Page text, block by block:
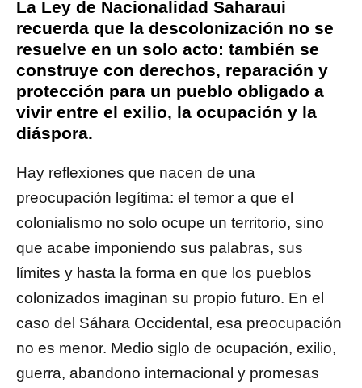
La Ley de Nacionalidad Saharaui
recuerda que la descolonización no se
resuelve en un solo acto: también se
construye con derechos, reparación y
protección para un pueblo obligado a
vivir entre el exilio, la ocupación y la
diáspora.
Hay reflexiones que nacen de una
preocupación legítima: el temor a que el
colonialismo no solo ocupe un territorio, sino
que acabe imponiendo sus palabras, sus
límites y hasta la forma en que los pueblos
colonizados imaginan su propio futuro. En el
caso del Sáhara Occidental, esa preocupación
no es menor. Medio siglo de ocupación, exilio,
guerra, abandono internacional y promesas